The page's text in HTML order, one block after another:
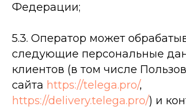
Федерации;
5.3. Оператор может
следующие персональные
клиентов (в том числе
сайта https://telega.pro/,
https://delivery.telega.pro/) и